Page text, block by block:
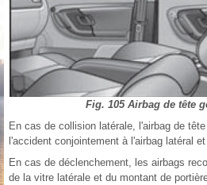
Fig. 105 Airbag de tête
En cas de collision latérale, l'airbag de
l'accident conjointement à l'airbag latéral
En cas de déclenchement, les airbags
de la vitre latérale et du montant de